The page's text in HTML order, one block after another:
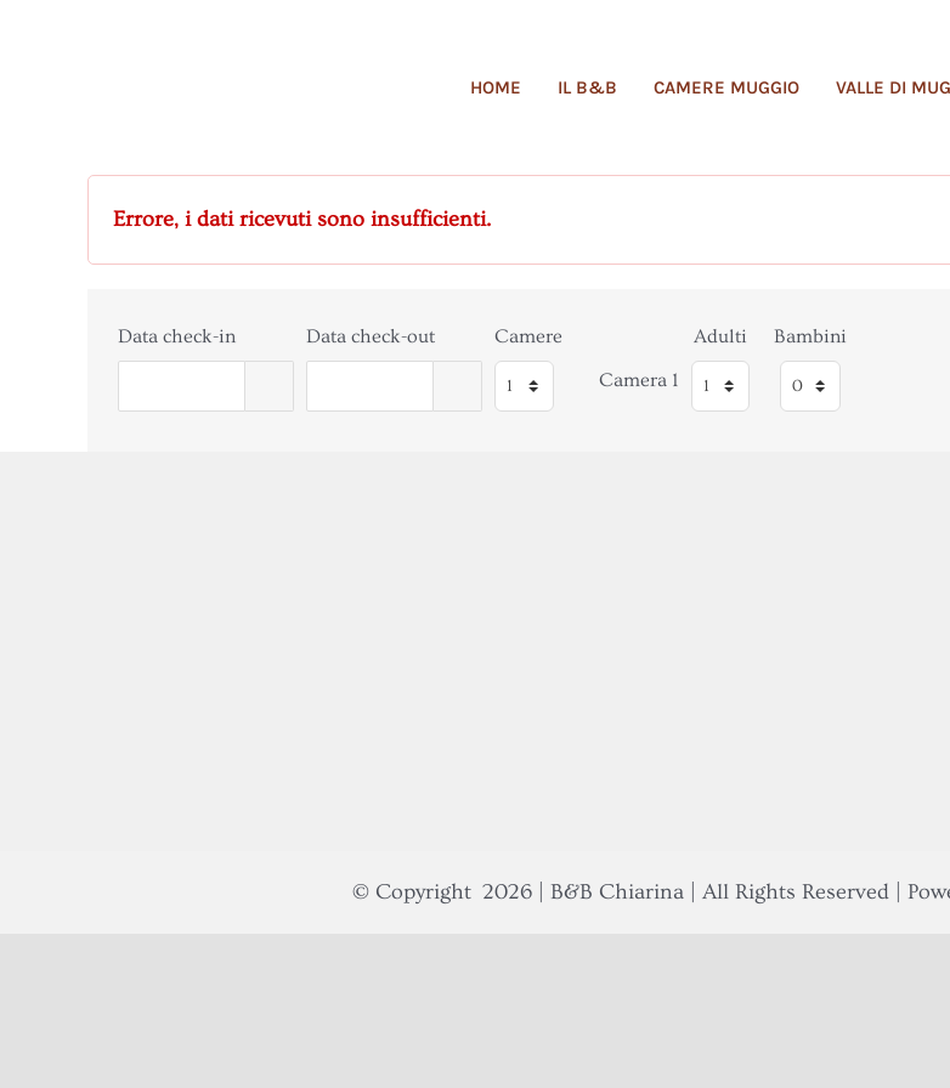
HOME IL B&B CAMERE MUGGIO VALLE DI
Errore, i dati ricevuti sono insufficienti.
Data check-in Data check-out
Camere
Camera 1
Adulti Bambini
© Copyright 2026 | B&B Chiarina | All Rights Reserved |